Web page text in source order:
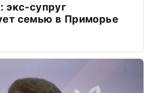
экс-супруг
семью в Приморье